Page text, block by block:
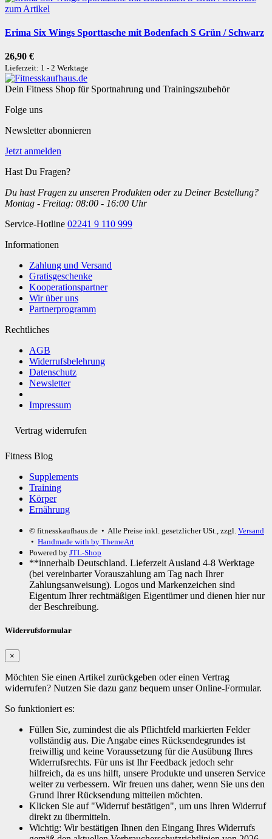
zum Artikel
Erima Six Wings Sporttasche mit Bodenfach S Grün / Schwarz
26,90 €
Lieferzeit: 1 - 2 Werktage
Dein Fitness Shop für Sportnahrung und Trainingszubehör
Folge uns
Newsletter abonnieren
Jetzt anmelden
Hast Du Fragen?
Du hast Fragen zu unseren Produkten oder zu Deiner Bestellung?
Montag - Freitag: 08:00 - 16:00 Uhr
Service-Hotline 02241 9 110 999
Informationen
Zahlung und Versand
Gratisgeschenke
Kooperationspartner
Wir über uns
Partnerprogramm
Rechtliches
AGB
Widerrufsbelehrung
Datenschutz
Newsletter
Impressum
Vertrag widerrufen
Fitness Blog
Supplements
Training
Körper
Ernährung
© fitnesskaufhaus.de • Alle Preise inkl. gesetzlicher USt., zzgl. Versand
• Handmade with by ThemeArt
Powered by JTL-Shop
**innerhalb Deutschland. Lieferzeit Ausland 4-8 Werktage
(bei vereinbarter Vorauszahlung am Tag nach Ihrer
Zahlungsanweisung). Logos und Markenzeichen sind
Eigentum Ihrer rechtmäßigen Eigentümer und dienen hier nur
der Beschreibung.
Widerrufsformular
×
Möchten Sie einen Artikel zurückgeben oder einen Vertrag
widerrufen? Nutzen Sie dazu ganz bequem unser Online-Formular.
So funktioniert es:
Füllen Sie, zumindest die als Pflichtfeld markierten Felder
vollständig aus. Die Angabe eines Rücksendegrundes ist
freiwillig und keine Voraussetzung für die Ausübung Ihres
Widerrufsrechts. Für uns ist Ihr Feedback jedoch sehr
hilfreich, da es uns hilft, unsere Produkte und unseren Service
weiter zu verbessern. Wir freuen uns daher, wenn Sie uns den
Grund Ihrer Rücksendung mitteilen möchten.
Klicken Sie auf "Widerruf bestätigen", um uns Ihren Widerruf
direkt zu übermitteln.
Wichtig: Wir bestätigen Ihnen den Eingang Ihres Widerrufs